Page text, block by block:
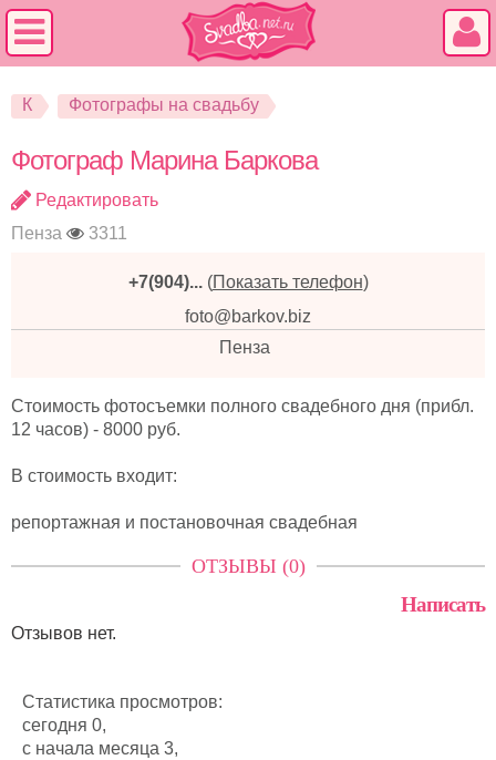
К Фотографы на свадьбу
Фотограф Марина Баркова
Редактировать
Пенза
3311
+7(904)... (Показать телефон)
foto@barkov.biz
Пенза
Стоимость фотосъемки полного свадебного дня (прибл.
12 часов) - 8000 руб.
В стоимость входит:
репортажная и постановочная свадебная
ОТЗЫВЫ (0)
Написать
Отзывов нет.
Статистика просмотров:
сегодня 0,
с начала месяца 3,